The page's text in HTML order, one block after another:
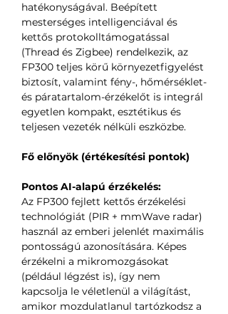
hatékonyságával. Beépített
mesterséges intelligenciával és
kettős protokolltámogatással
(Thread és Zigbee) rendelkezik, az
FP300 teljes körű környezetfigyelést
biztosít, valamint fény-, hőmérséklet-
és páratartalom-érzékelőt is integrál
egyetlen kompakt, esztétikus és
teljesen vezeték nélküli eszközbe.
Fő előnyök (értékesítési pontok)
Pontos AI-alapú érzékelés:
Az FP300 fejlett kettős érzékelési
technológiát (PIR + mmWave radar)
használ az emberi jelenlét maximális
pontosságú azonosítására. Képes
érzékelni a mikromozgásokat
(például légzést is), így nem
kapcsolja le véletlenül a világítást,
amikor mozdulatlanul tartózkodsz a